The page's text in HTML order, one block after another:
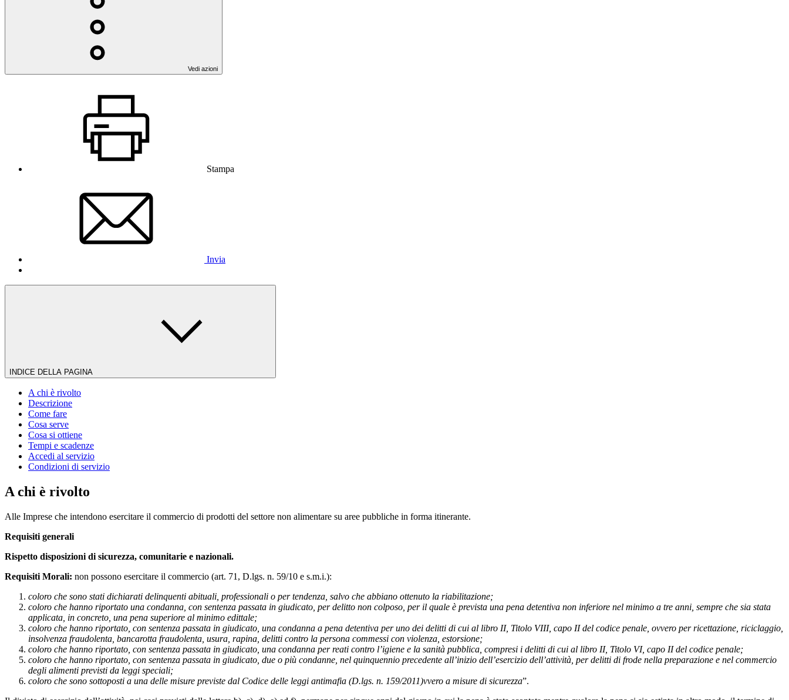
Vedi azioni
Stampa
Invia
INDICE DELLA PAGINA
A chi è rivolto
Descrizione
Come fare
Cosa serve
Cosa si ottiene
Tempi e scadenze
Accedi al servizio
Condizioni di servizio
A chi è rivolto
Alle Imprese che intendono esercitare il commercio di prodotti del settore non alimentare su aree pubbliche in forma itinerante.
Requisiti generali
Rispetto disposizioni di sicurezza, comunitarie e nazionali.
Requisiti Morali: non possono esercitare il commercio (art. 71, D.lgs. n. 59/10 e s.m.i.):
coloro che sono stati dichiarati delinquenti abituali, professionali o per tendenza, salvo che abbiano ottenuto la riabilitazione;
coloro che hanno riportato una condanna, con sentenza passata in giudicato, per delitto non colposo, per il quale è prevista una pena detentiva non inferiore nel minimo a tre anni, sempre che sia stata
applicata, in concreto, una pena superiore al minimo edittale;
coloro che hanno riportato, con sentenza passata in giudicato, una condanna a pena detentiva per uno dei delitti di cui al libro II, Titolo VIII, capo II del codice penale, ovvero per ricettazione, riciclaggio,
insolvenza fraudolenta, bancarotta fraudolenta, usura, rapina, delitti contro la persona commessi con violenza, estorsione;
coloro che hanno riportato, con sentenza passata in giudicato, una condanna per reati contro l’igiene e la sanità pubblica, compresi i delitti di cui al libro II, Titolo VI, capo II del codice penale;
coloro che hanno riportato, con sentenza passata in giudicato, due o più condanne, nel quinquennio precedente all’inizio dell’esercizio dell’attività, per delitti di frode nella preparazione e nel commercio
degli alimenti previsti da leggi speciali;
coloro che sono sottoposti a una delle misure previste dal Codice delle leggi antimafia (D.lgs. n. 159/2011)vvero a misure di sicurezza”.